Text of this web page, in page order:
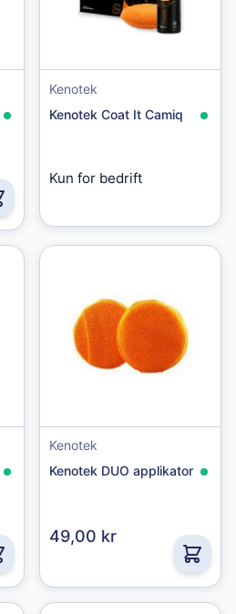
Kenotek
Kenotek Coat It Camiq
Kun for bedrift
Kenotek
Kenotek DUO applikator
49,00 kr